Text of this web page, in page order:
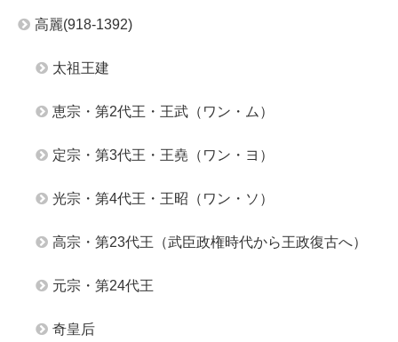
高麗(918-1392)
太祖王建
恵宗・第2代王・王武（ワン・ム）
定宗・第3代王・王堯（ワン・ヨ）
光宗・第4代王・王昭（ワン・ソ）
高宗・第23代王（武臣政権時代から王政復古へ）
元宗・第24代王
奇皇后